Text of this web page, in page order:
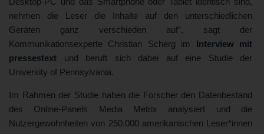
nehmen die Leser die Inhalte auf den unterschiedlichen
Geräten ganz verschieden auf”, sagt der
Kommunikationsexperte Christian Scherg im Interview mit
pressestext und beruft sich dabei auf eine Studie der
University of Pennsylvania.
Im Rahmen der Studie haben die Forscher den Datenbestand
des Online-Panels Media Metrix analysiert und die
Nutzergewohnheiten von 250.000 amerikanischen Leser*innen